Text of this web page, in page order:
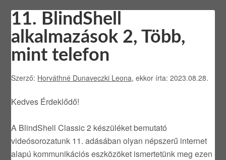
11. BlindShell
alkalmazások 2, Több,
mint telefon
Szerző: Horváthné Dunaveczki Leona, ekkor írta: 2023.08.28.
Kedves Érdeklődő!
A BlindShell Classic 2 készüléket bemutató
videósorozatunk 11. adásában olyan népszerű internet
alapú kommunikációs eszközöket ismertetünk meg ezen